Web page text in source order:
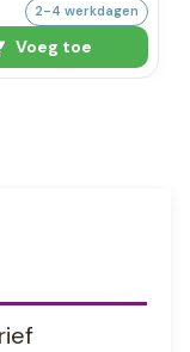
2-4 werkdagen
Voeg toe